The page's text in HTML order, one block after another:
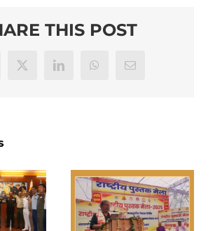
THIS POST
X LinkedInWhatsAppEmail